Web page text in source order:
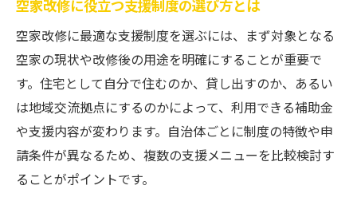
空家改修に役立つ支援制度の選び方とは
空家改修に最適な支援制度を選ぶには、まず対象となる
空家の現状や改修後の用途を明確にすることが重要で
す。住宅として自分で住むのか、貸し出すのか、あるい
は地域交流拠点にするのかによって、利用できる補助金
や支援内容が変わります。自治体ごとに制度の特徴や申
請条件が異なるため、複数の支援メニューを比較検討す
ることがポイントです。